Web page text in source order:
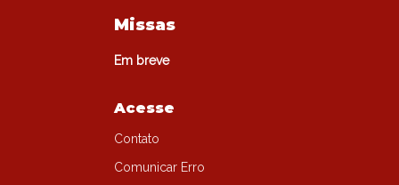
Missas
Em breve
Acesse
Contato
Comunicar Erro